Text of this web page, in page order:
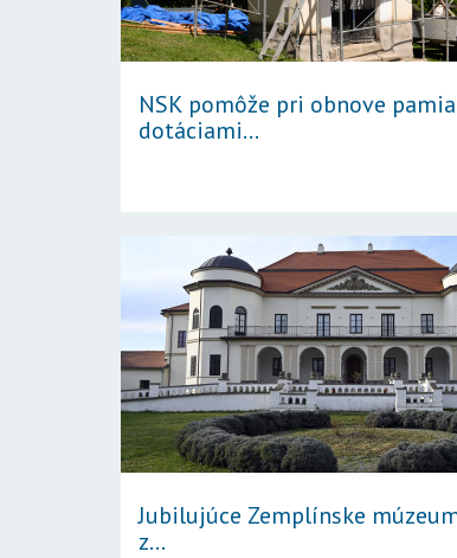
NSK pomôže pri obnove
dotáciami...
Jubilujúce Zemplínske
z...